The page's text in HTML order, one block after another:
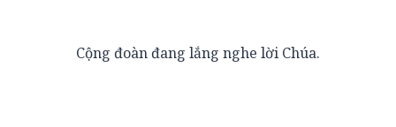
Cộng đoàn đang lắng nghe lời Chúa.